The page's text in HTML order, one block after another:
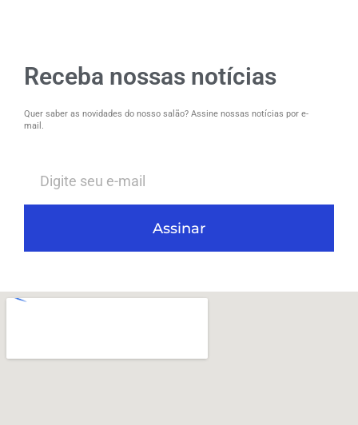
Receba nossas notícias
Quer saber as novidades do nosso salão? Assine nossas notícias por e-
mail.
Assinar